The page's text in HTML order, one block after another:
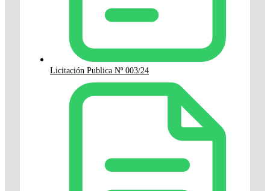
Licitación Publica Nº 003/24